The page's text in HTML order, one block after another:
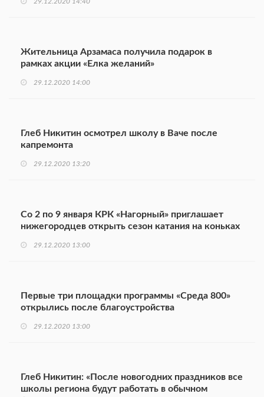
29.12.2020 14:40
Жительница Арзамаса получила подарок в
рамках акции «Елка желаний»
29.12.2020 14:00
Глеб Никитин осмотрел школу в Ваче после
капремонта
29.12.2020 13:20
Со 2 по 9 января КРК «Нагорный» приглашает
нижегородцев открыть сезон катания на коньках
29.12.2020 13:00
Первые три площадки программы «Среда 800»
открылись после благоустройства
29.12.2020 13:00
Глеб Никитин: «После новогодних праздников все
школы региона будут работать в обычном